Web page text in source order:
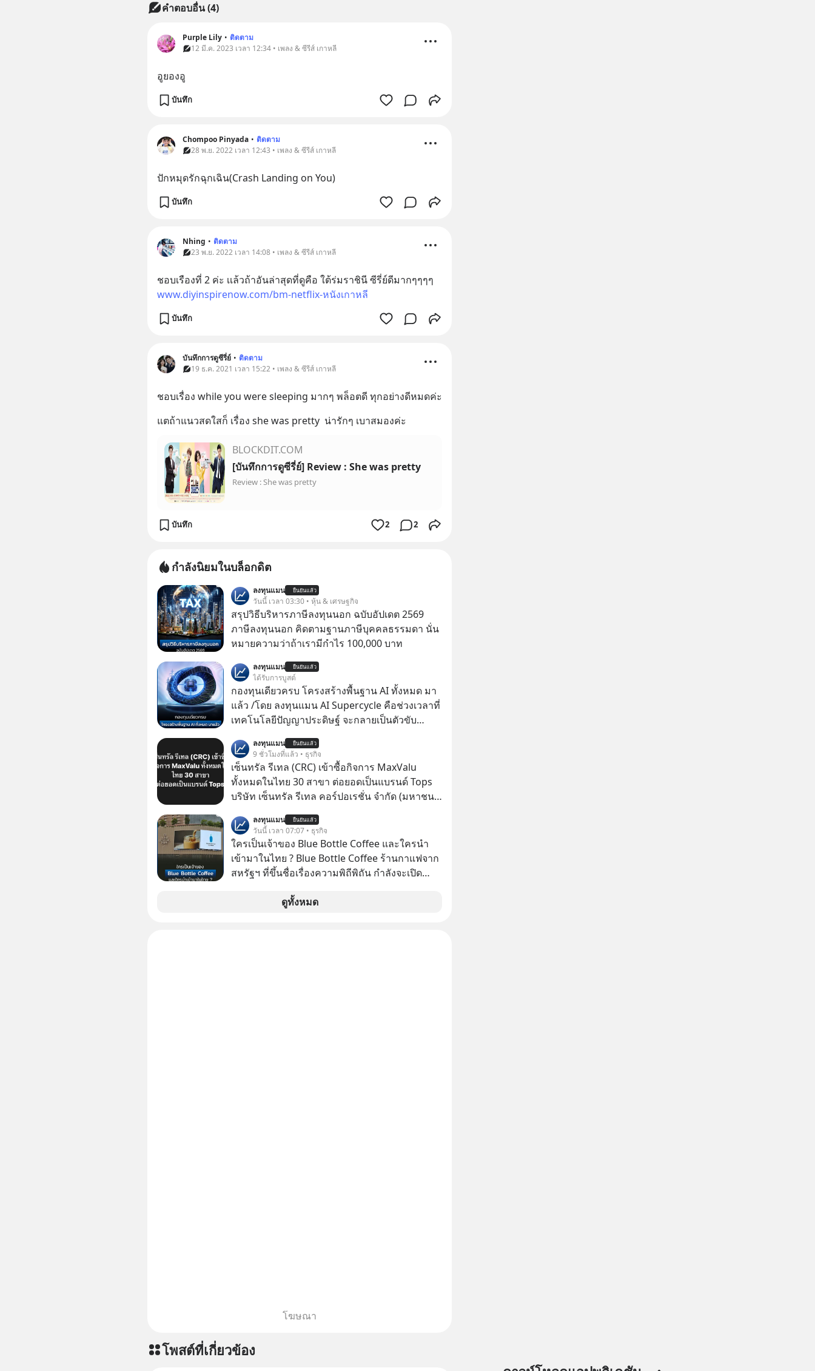
คำตอบอื่น(4)
Purple Lily • ติดตาม
12 มี.ค. 2023 เวลา 12:34 • เพลง & ซีรีส์ เกาหลี
อูยองอู
บันทึก
Chompoo Pinyada • ติดตาม
28 พ.ย. 2022 เวลา 12:43 • เพลง & ซีรีส์ เกาหลี
ปักหมุดรักฉุกเฉิน(Crash Landing on You)
บันทึก
Nhing • ติดตาม
23 พ.ย. 2022 เวลา 14:08 • เพลง & ซีรีส์ เกาหลี
ชอบเรืองที่ 2 ค่ะ เเล้วถ้าอันล่าสุดที่ดูคือ ใต้ร่มราชินี ซีรี่ย์ดีมากๆๆๆๆ
www.diyinspirenow.com/bm-netflix-หนังเกาหลี
บันทึก
บันทึกการดูซีรี่ย์ • ติดตาม
19 ธ.ค. 2021 เวลา 15:22 • เพลง & ซีรีส์ เกาหลี
ชอบเรื่อง while you were sleeping มากๆ พล็อตดี ทุกอย่างดีหมดค่ะ
แตถ้าแนวสดใสก็ เรื่อง she was pretty  น่ารักๆ เบาสมองค่ะ
BLOCKDIT.COM
[บันทึกการดูซีรี่ย์] Review : She was pretty
Review : She was pretty
บันทึก 2 2
กำลังนิยมในบล็อกดิต
ลงทุนแมน ยืนยันแล้ว
วันนี้ เวลา 03:30 • หุ้น & เศรษฐกิจ
สรุปวิธีบริหารภาษีลงทุนนอก ฉบับอัปเดต 2569
ภาษีลงทุนนอก คิดตามฐานภาษีบุคคลธรรมดา นั่น
หมายความว่าถ้าเรามีกำไร 100,000 บาท
ลงทุนแมน ยืนยันแล้ว
ได้รับการบูสต์
กองทุนเดียวครบ โครงสร้างพื้นฐาน AI ทั้งหมด มา
แล้ว /โดย ลงทุนแมน AI Supercycle คือช่วงเวลาที่
เทคโนโลยีปัญญาประดิษฐ์ จะกลายเป็นตัวขับ
ชีวิตของผู้คนอย่างยาวนานต่อจากนี้
ลงทุนแมน ยืนยันแล้ว
9 ชั่วโมงที่แล้ว • ธุรกิจ
เซ็นทรัล รีเทล (CRC) เข้าซื้อกิจการ MaxValu
ทั้งหมดในไทย 30 สาขา ต่อยอดเป็นแบรนด์ Tops
บริษัท เซ็นทรัล รีเทล คอร์ปอเรชั่น จำกัด (มหาชน)
ฟู้ด รีเทล จำกัด (CFR) ซึ่งเป็นบริษัทย่อยที่ CRC ถือ
หุ้นทั้งทางตรงและทางอ้อม 100%
ลงทุนแมน ยืนยันแล้ว
วันนี้ เวลา 07:07 • ธุรกิจ
ใครเป็นเจ้าของ Blue Bottle Coffee และใครนำ
เข้ามาในไทย ? Blue Bottle Coffee ร้านกาแฟจาก
สหรัฐฯ ที่ขึ้นชื่อเรื่องความพิถีพิถัน กำลังจะเปิด
ดูทั้งหมด
โฆษณา
โพสต์ที่เกี่ยวข้อง